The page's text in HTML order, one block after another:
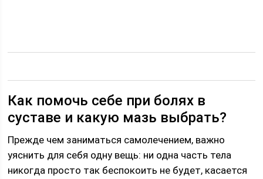
Как помочь себе при болях в
суставе и какую мазь выбрать?
Прежде чем заниматься самолечением, важно
уяснить для себя одну вещь: ни одна часть тела
никогда просто так беспокоить не будет, касается